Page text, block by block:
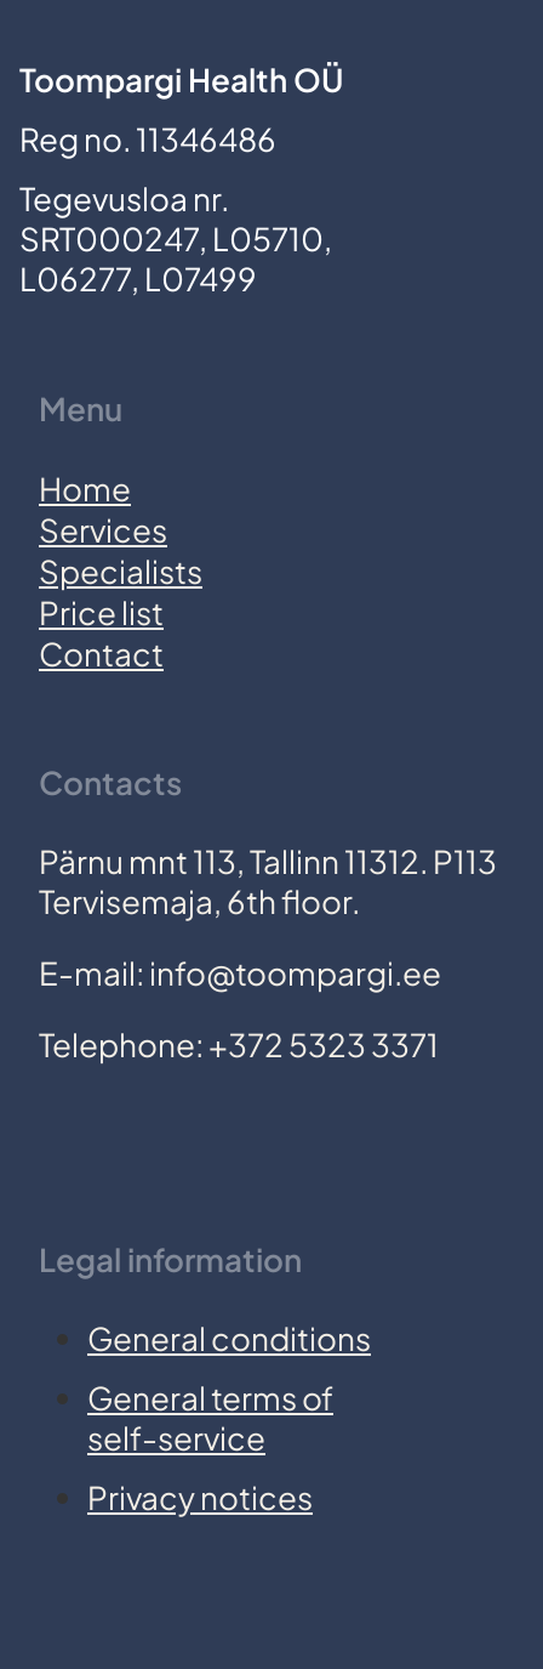
Toompargi Health OÜ
Reg no. 11346486
Tegevusloa nr.
SRT000247, L05710,
L06277, L07499
Menu
Home
Services
Specialists
Price list
Contact
Contacts
Pärnu mnt 113, Tallinn 11312. P113
Tervisemaja, 6th floor.
E-mail: info@toompargi.ee
Telephone: +372 5323 3371
Legal information
General conditions
General terms of
self-service
Privacy notices